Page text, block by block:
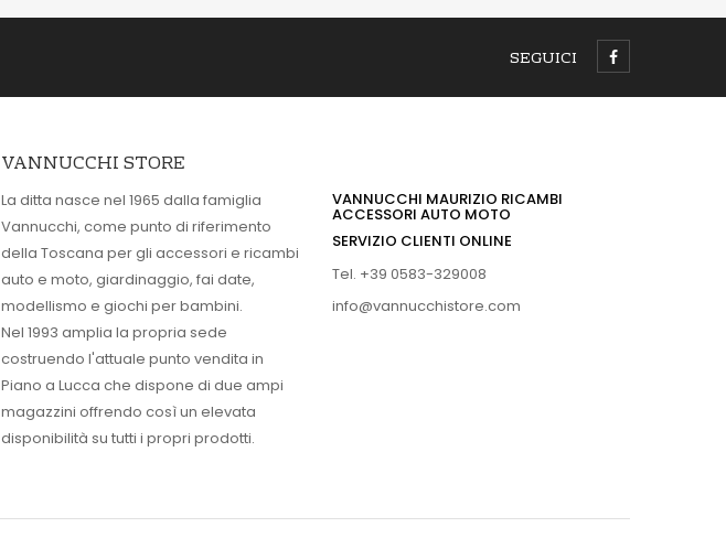
SEGUICI
VANNUCCHI STORE
La ditta nasce nel 1965 dalla famiglia
Vannucchi, come punto di riferimento
della Toscana per gli accessori e ricambi
auto e moto, giardinaggio, fai date,
modellismo e giochi per bambini.
Nel 1993 amplia la propria sede
costruendo l'attuale punto vendita in
Piano a Lucca che dispone di due ampi
magazzini offrendo così un elevata
disponibilità su tutti i propri prodotti.
VANNUCCHI MAURIZIO RICAMBI
ACCESSORI AUTO MOTO
SERVIZIO CLIENTI ONLINE
Tel. +39 0583-329008
info@vannucchistore.com